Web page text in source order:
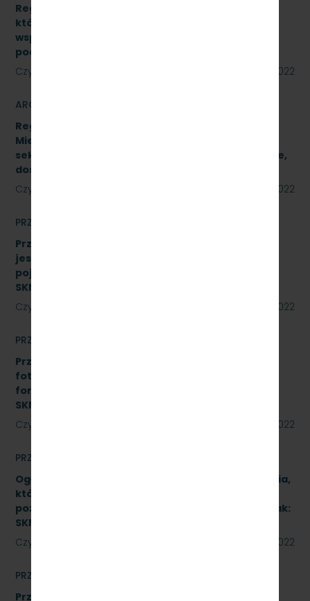
Regulamin udzielania zamówień publicznych,
których wartość jest niższa niż 130 000 zł netto,
współfinansowanych z środków pomocowych,
pochodzących z Funduszy UE
Czytaj dalej
23 sierpnia 2022
ARCHIWUM
Regulamin Udzielania przez PKP Szybka Kolej
Miejska w Trójmieście Sp. z o.o. zamówień
sektorowych podprogowych na roboty budowlane,
dostawy i usługi
Czytaj dalej
23 sierpnia 2022
PRZETARGI
Przetarg nieograniczony, którego przedmiotem
jest wykonanie czynności naprawczych na
pojeździe kolejowym EN57-1758. Znak:
SKMMU.086.51.22
Czytaj dalej
18 sierpnia 2022
PRZETARGI
Przetarg nieograniczony na realizację instalacji
fotowoltaicznej o łącznej mocy do 50 kWp w
formule Zaprojektuj i wybuduj. Znak:
SKMMU.086.45.22
Czytaj dalej
12 sierpnia 2022
PRZETARGI
Ogłoszenie informacyjne dotyczące postępowania,
którego przedmiotem jest wykonanie naprawy
poziomu P4 pojazdów kolejowych (2 zadania). Znak:
SKMMU.086.46.22.
Czytaj dalej
12 sierpnia 2022
PRZETARGI
Przetarg nieograniczony, którego przedmiotem